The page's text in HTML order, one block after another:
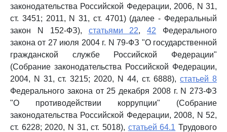
законодательства Российской Федерации, 2006, N 31,
ст. 3451; 2011, N 31, ст. 4701) (далее - Федеральный
закон N 152-ФЗ), статьями 22,42 Федерального
закона от 27 июля 2004 г. N 79-ФЗ "О государственной
гражданской службе Российской Федерации"
(Собрание законодательства Российской Федерации,
2004, N 31, ст. 3215; 2020, N 44, ст. 6888),статьей 8
Федерального закона от 25 декабря 2008 г. N 273-ФЗ
"О противодействии коррупции" (Собрание
законодательства Российской Федерации, 2008, N 52,
ст. 6228; 2020, N 31, ст. 5018), статьей 64.1 Трудового